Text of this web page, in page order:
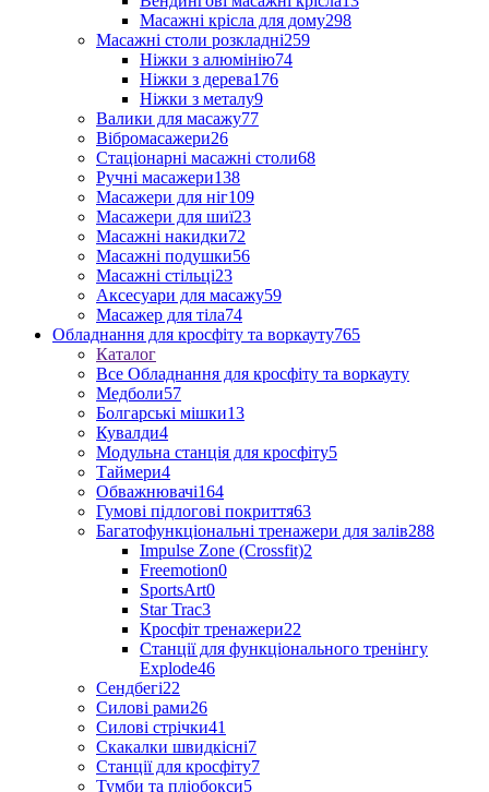
Масажні крісла для дому298
Масажні столи розкладні259
Ніжки з алюмінію74
Ніжки з дерева176
Ніжки з металу9
Валики для масажу77
Вібромасажери26
Стаціонарні масажні столи68
Ручні масажери138
Масажери для ніг109
Масажери для шиї23
Масажні накидки72
Масажні подушки56
Масажні стільці23
Аксесуари для масажу59
Масажер для тіла74
Обладнання для кросфіту та воркауту765
Каталог
Все Обладнання для кросфіту та воркауту
Медболи57
Болгарські мішки13
Кувалди4
Модульна станція для кросфіту5
Таймери4
Обважнювачі164
Гумові підлогові покриття63
Багатофункціональні тренажери для залів288
Impulse Zone (Crossfit)2
Freemotion0
SportsArt0
Star Trac3
Кросфіт тренажери22
Станції для функціонального тренінгу
Explode46
Сендбегі22
Силові рами26
Силові стрічки41
Скакалки швидкісні7
Станції для кросфіту7
Тумби та пліобокси5